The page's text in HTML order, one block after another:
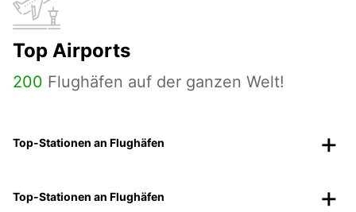
Top Airports
200 Flughäfen auf der ganzen Welt!
Top-Stationen an Flughäfen
Top-Stationen an Flughäfen